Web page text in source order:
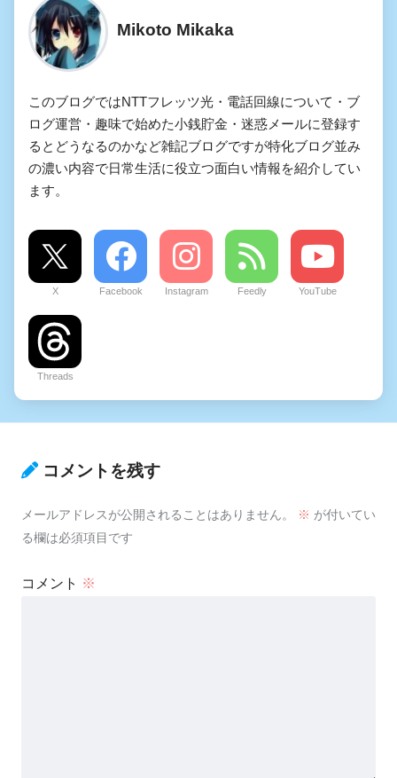
Mikoto Mikaka
このブログではNTTフレッツ光・電話回線について・ブ
ログ運営・趣味で始めた小銭貯金・迷惑メールに登録す
るとどうなるのかなど雑記ブログですが特化ブログ並み
の濃い内容で日常生活に役立つ面白い情報を紹介してい
ます。
X Facebook Instagram Feedly YouTube
Threads
コメントを残す
メールアドレスが公開されることはありません。 ※ が付いてい
る欄は必須項目です
コメント ※